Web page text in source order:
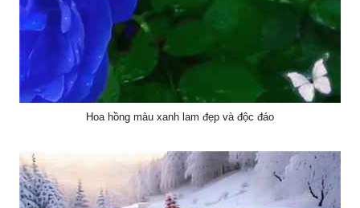
Hoa hồng màu xanh lam đẹp và độc đáo